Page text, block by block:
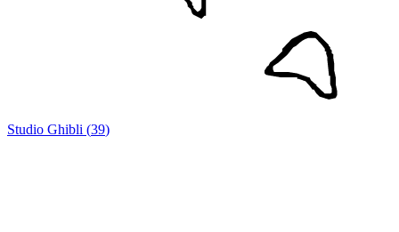
Studio Ghibli (39)